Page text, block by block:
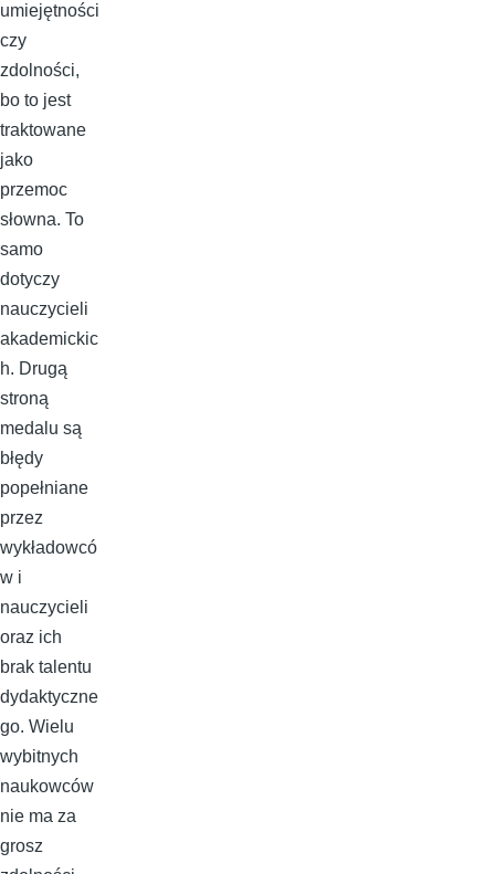
umiejętności
czy
zdolności,
bo to jest
traktowane
jako
przemoc
słowna. To
samo
dotyczy
nauczycieli
akademickic
h. Drugą
stroną
medalu są
błędy
popełniane
przez
wykładowcó
w i
nauczycieli
oraz ich
brak talentu
dydaktyczne
go. Wielu
wybitnych
naukowców
nie ma za
grosz